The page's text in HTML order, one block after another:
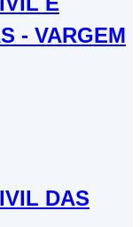
- VARGEM
DAS